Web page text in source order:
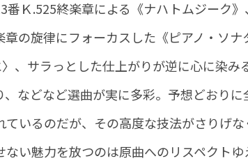
Ｋ.525終楽章による《ナハトムジーク》
の旋律にフォーカスした《ピアノ・ソナ
、サラっとした仕上がりが逆に心に染み
などなど選曲が実に多彩。予想どおりに
いるのだが、その高度な技法がさりげな
い魅力を放つのは原曲へのリスペクトゆ